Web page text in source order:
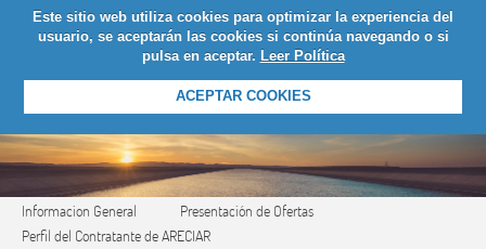
Este sitio web utiliza cookies para optimizar la experiencia del
usuario, se aceptarán las cookies si continúa navegando o si
pulsa en aceptar. Leer Política
ACEPTAR COOKIES
LOGIN
Informacion General
Presentación de Ofertas
Perfil del Contratante de ARECIAR